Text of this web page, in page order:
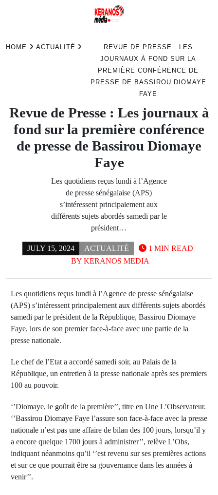
HOME ACTUALITÉ
REVUE DE PRESSE : LES
JOURNAUX À FOND SUR LA
PREMIÈRE CONFÉRENCE DE
PRESSE DE BASSIROU DIOMAYE
FAYE
Revue de Presse : Les journaux à
fond sur la première conférence
de presse de Bassirou Diomaye
Faye
Les quotidiens reçus lundi à l’Agence
de presse sénégalaise (APS)
s’intéressent principalement aux
différents sujets abordés samedi par le
président…
JULY 15, 2024
ACTUALITÉ
BY KERANOS MEDIA
1 MIN READ
Les quotidiens reçus lundi à l’Agence de presse sénégalaise
(APS) s’intéressent principalement aux différents sujets abordés
samedi par le président de la République, Bassirou Diomaye
Faye, lors de son premier face-à-face avec une partie de la
presse nationale.
Le chef de l’Etat a accordé samedi soir, au Palais de la
République, un entretien à la presse nationale après ses premiers
100 au pouvoir.
‘’Diomaye, le goût de la première’’, titre en Une L’Observateur.
‘’Bassirou Diomaye Faye l’assure son face-à-face avec la presse
nationale n’est pas une affaire de bilan des 100 jours, lorsqu’il y
a encore quelque 1700 jours à administrer’’, relève L’Obs,
indiquant néanmoins qu’il ‘’est revenu sur ses premières actions
et sur ce que pourrait être sa gouvernance dans les années à
venir’’.